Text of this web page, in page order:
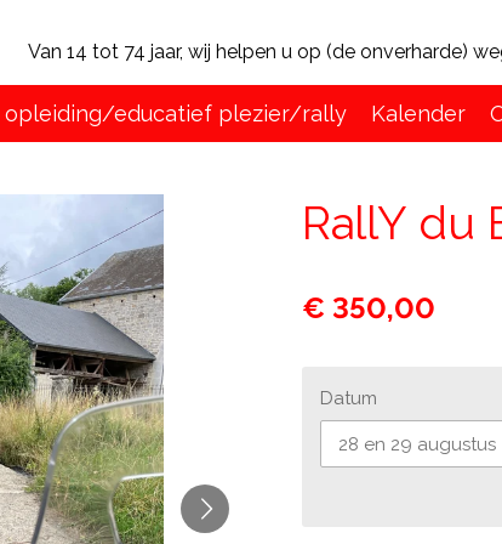
Van 14 tot 74 jaar, wij helpen u op (de onverharde)
opleiding/educatief plezier/rally Kalender
RallY du
€ 350,00
Datum